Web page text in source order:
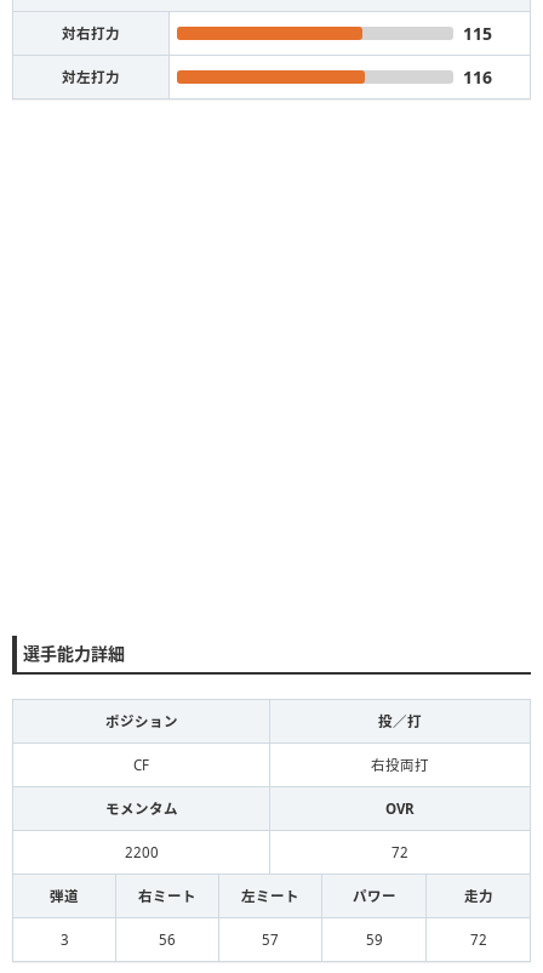
対右打力 115
対左打力 116
選手能力詳細
ポジション 投／打
CF 右投両打
モメンタム OVR
2200 72
弾道 右ミート 左ミート パワー 走力
3 56 57 59 72